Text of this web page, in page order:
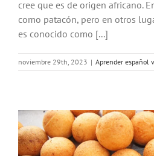
cree que es de origen africano.
como patacón, pero en otros
es conocido como [...]
noviembre 29th, 2023 | Aprender español